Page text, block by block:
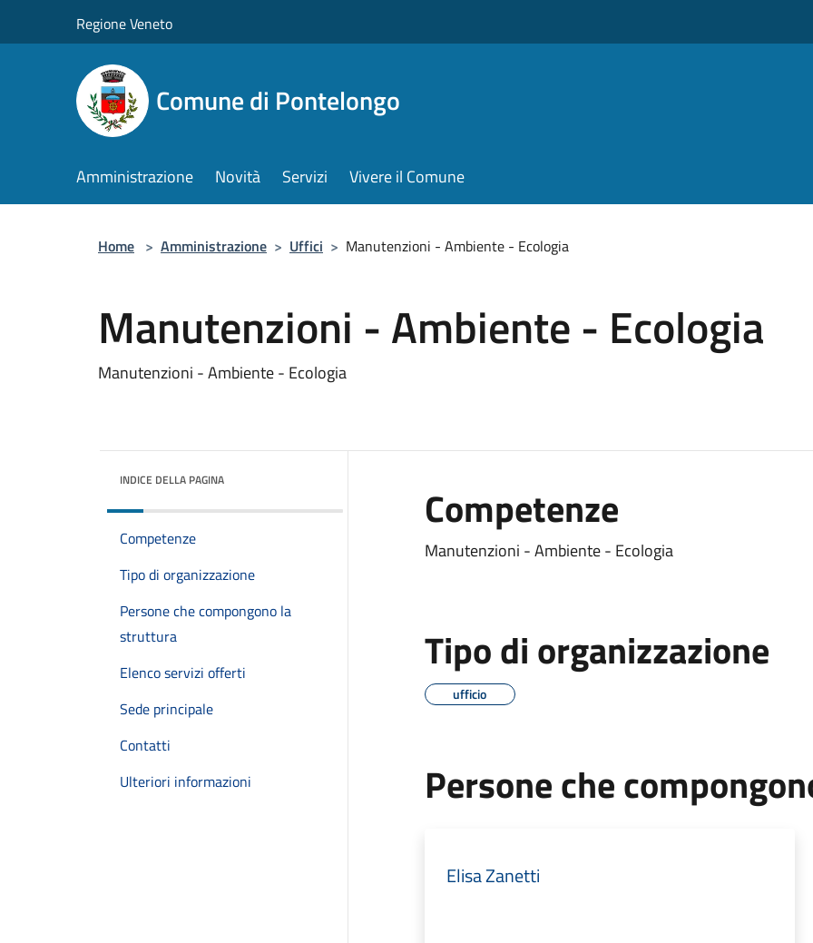
Regione Veneto
Comune di Pontelongo
Amministrazione Novità Servizi Vivere il Comune
Home > Amministrazione > Uffici > Manutenzioni - Ambiente - Ecologia
Manutenzioni - Ambiente - Ecologia
Manutenzioni - Ambiente - Ecologia
INDICE DELLA PAGINA
Competenze
Tipo di organizzazione
Persone che compongono la
struttura
Elenco servizi offerti
Sede principale
Contatti
Ulteriori informazioni
Competenze
Manutenzioni - Ambiente - Ecologia
Tipo di organizzazione
ufficio
Persone che
Elisa Zanetti